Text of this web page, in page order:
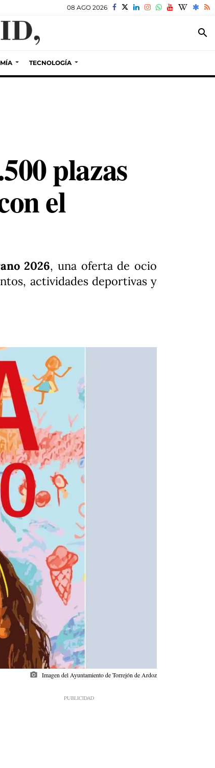
08 AGO 2026
search
TECNOLOGÍA
plazas
el
2026, una oferta de ocio
actividades deportivas y
photo_camera Imagen del Ayuntamiento de Torrejón de Ardoz